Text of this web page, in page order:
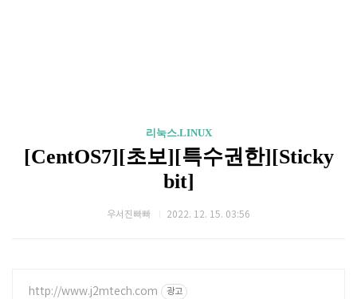
리눅스.LINUX
[CentOS7][초보][특수권한][Sticky
bit]
우서진빠빠 2022. 12. 15. 03:56
http://www.j2mtech.com 광고